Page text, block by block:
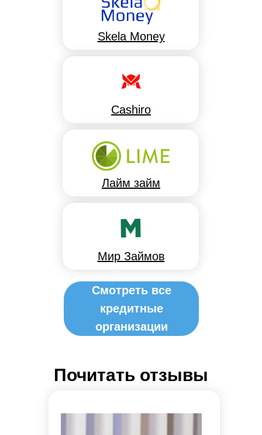
Смотреть все
кредитные
организации
Skela Money
Cashiro
Лайм займ
Мир Займов
Почитать отзывы